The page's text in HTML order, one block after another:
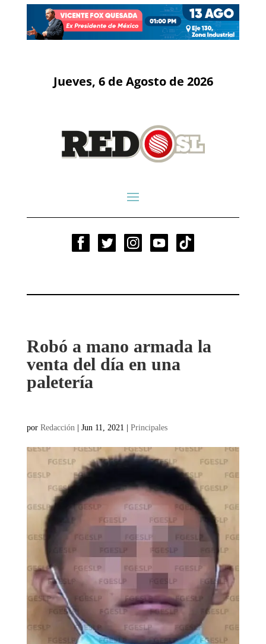
Jueves, 6 de Agosto de 2026
Robó a mano armada la
venta del día en una
paletería
por Redacción | Jun 11, 2021 | Principales